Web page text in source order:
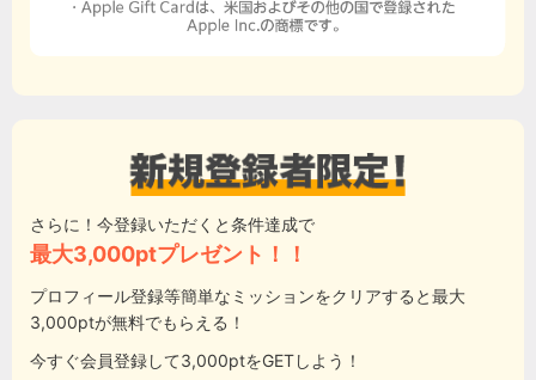
さらに！今登録いただくと条件達成で
最大3,000ptプレゼント！！
プロフィール登録等簡単なミッションをクリアすると最大
3,000ptが無料でもらえる！
今すぐ会員登録して3,000ptをGETしよう！